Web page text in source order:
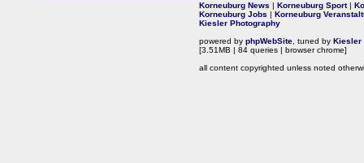
Korneuburg News | Korneuburg Sport|
Korneuburg Jobs | Korneuburg
Kiesler Photography
powered by phpWebSite , tuned by Kiesler
[3.51MB | 84 queries | browser chrome]
all content copyrighted unless noted